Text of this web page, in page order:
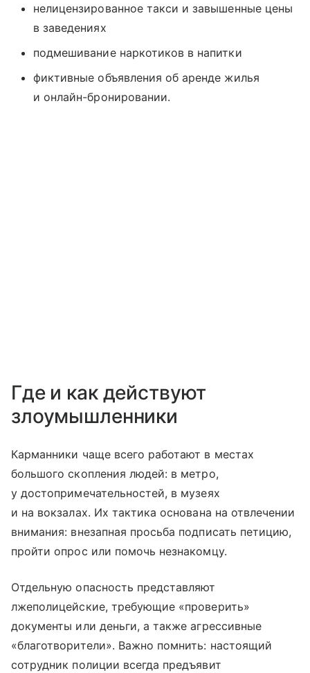
нелицензированное такси и завышенные цены
в заведениях
подмешивание наркотиков в напитки
фиктивные объявления об аренде жилья
и онлайн-бронировании.
Где и как действуют
злоумышленники
Карманники чаще всего работают в местах
большого скопления людей: в метро,
у достопримечательностей, в музеях
и на вокзалах. Их тактика основана на отвлечении
внимания: внезапная просьба подписать петицию,
пройти опрос или помочь незнакомцу.
Отдельную опасность представляют
лжеполицейские, требующие «проверить»
документы или деньги, а также агрессивные
«благотворители». Важно помнить: настоящий
сотрудник полиции всегда предъявит